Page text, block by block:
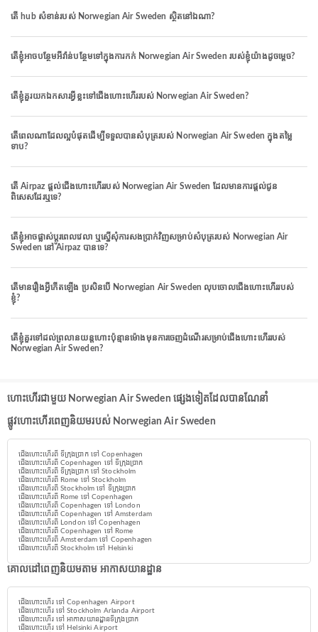
តើ hub សំខាន់របស់ Norwegian Air Sweden ស្ថិតនៅឯណា?
តើខ្ញុំអាចបន្ថែមអីវ៉ាន់បន្ថែមទៅក្នុងការកក់ Norwegian Air Sweden របស់ខ្ញុំយ៉ាងដូចម្តេច?
តើខ្ញុំគួរយកឯកសារអ្វីខ្លះទៅជើងហោះហើររបស់ Norwegian Air Sweden?
តើពេលណាដែលល្អបំផុតដើម្បីទទួលបានសំបុត្ររបស់ Norwegian Air Sweden ក្នុងតម្លៃ
ទាប?
តើ Airpaz ផ្តល់ជើងហោះហើររបស់ Norwegian Air Sweden ដែលមានការផ្តល់ជូន
ពិសេសដែរឬទេ?
តើខ្ញុំអាចផ្លាស់ប្តូរពេលវេលា ឬស្នើសុំការសងប្រាក់វិញសម្រាប់សំបុត្ររបស់ Norwegian Air
Sweden នៅ Airpaz បានទេ?
តើមានរឿងអ្វីកើតឡើង ប្រសិនបើ Norwegian Air Sweden លុបចោលជើងហោះហើររបស់
ខ្ញុំ?
តើខ្ញុំគួរទៅដល់ព្រលានយន្តហោះប៉ុន្មានម៉ោងមុនការចេញដំណើរសម្រាប់ជើងហោះហើររបស់
Norwegian Air Sweden?
ហោះហើរជាមួយ Norwegian Air Sweden ផ្សេងទៀតដែលបានណែនាំ
ផ្លូវហោះហើរពេញនិយមរបស់ Norwegian Air Sweden
ជើងហោះហើរពី ទីក្រុងប្រាក ទៅ Copenhagen
ជើងហោះហើរពី Copenhagen ទៅ ទីក្រុងប្រាក
ជើងហោះហើរពី ទីក្រុងប្រាក ទៅ Stockholm
ជើងហោះហើរពី Rome ទៅ Stockholm
ជើងហោះហើរពី Stockholm ទៅ ទីក្រុងប្រាក
ជើងហោះហើរពី Rome ទៅ Copenhagen
ជើងហោះហើរពី Copenhagen ទៅ London
ជើងហោះហើរពី Copenhagen ទៅ Amsterdam
ជើងហោះហើរពី London ទៅ Copenhagen
ជើងហោះហើរពី Copenhagen ទៅ Rome
ជើងហោះហើរពី Amsterdam ទៅ Copenhagen
ជើងហោះហើរពី Stockholm ទៅ Helsinki
គោលដៅពេញនិយមតាម អាកាសយានដ្ឋាន
ជើងហោះហើរ ទៅ Copenhagen Airport
ជើងហោះហើរ ទៅ Stockholm Arlanda Airport
ជើងហោះហើរ ទៅ អាកាសយានដ្ឋានទីក្រុងប្រាក
ជើងហោះហើរ ទៅ Helsinki Airport